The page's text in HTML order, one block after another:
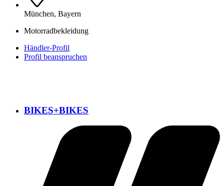
München, Bayern
Motorradbekleidung
Händler-Profil
Profil beanspruchen
BIKES+BIKES